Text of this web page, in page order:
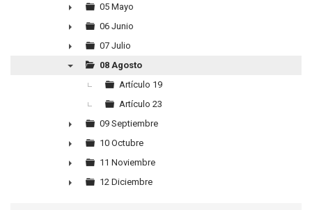
►
►
05 Mayo
►
06 Junio
►
07 Julio
08 Agosto
Artículo 19
Artículo 23
►
09 Septiembre
►
10 Octubre
►
11 Noviembre
12 Diciembre